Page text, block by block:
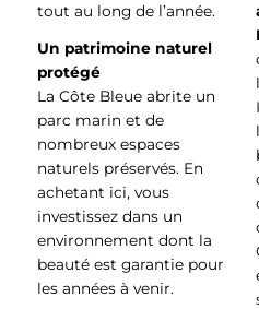
tout au long de l’année.
Un patrimoine naturel
protégé
La Côte Bleue abrite un
parc marin et de
nombreux espaces
naturels préservés. En
achetant ici, vous
investissez dans un
environnement dont la
beauté est garantie pour
les années à venir.